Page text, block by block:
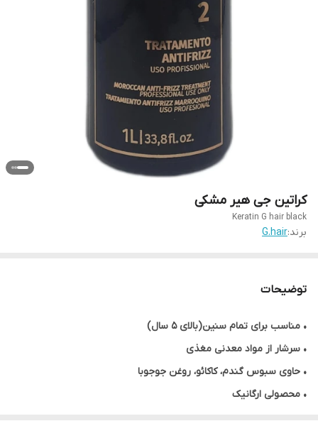
کراتین جی هیر مشکی
Keratin G hair black
برند:G.hair
توضیحات
• مناسب برای تمام سنین(بالای ۵ سال)
• سرشار از مواد معدنی مغذی
• حاوی سبوس گندم، کاکائو، روغن جوجوبا
• محصولی ارگانیک